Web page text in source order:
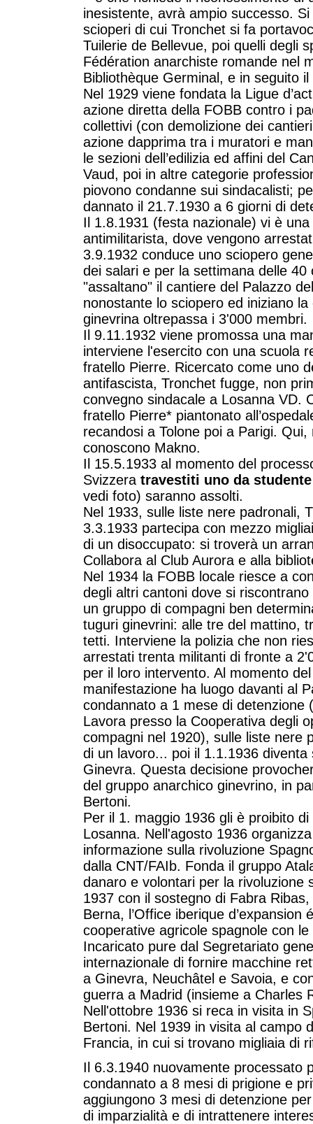
inesistente, avrà ampio successo.
scioperi di cui Tronchet si fa
Tuilerie de Bellevue, poi quelli degli
Fédération anarchiste romande nel
Bibliothèque Germinal, e in seguito
Nel 1929 viene fondata la Ligue
azione diretta della FOBB contro i
collettivi (con demolizione dei
azione dapprima tra i muratori e
le sezioni dell’edilizia ed affini del
Vaud, poi in altre categorie
piovono condanne sui sindacalisti;
dannato il 21.7.1930 a 6 giorni di
Il 1.8.1931 (festa nazionale) vi è
antimilitarista, dove vengono
3.9.1932 conduce uno sciopero
dei salari e per la settimana delle
"assaltano" il cantiere del Palazzo
nonostante lo sciopero ed iniziano
ginevrina oltrepassa i 3'000 membri.
Il 9.11.1932 viene promossa una
interviene l'esercito con una scuola
fratello Pierre. Ricercato come uno
antifascista, Tronchet fugge, non
convegno sindacale a Losanna VD.
fratello Pierre* piantonato
recandosi a Tolone poi a Parigi.
conoscono Makno.
Il 15.5.1933 al momento del
Svizzera travestiti uno da
vedi foto) saranno assolti.
Nel 1933, sulle liste nere padronali,
3.3.1933 partecipa con mezzo
di un disoccupato: si troverà un
Collabora al Club Aurora e alla
Nel 1934 la FOBB locale riesce a
degli altri cantoni dove si
un gruppo di compagni ben
tuguri ginevrini: alle tre del mattino,
tetti. Interviene la polizia che non
arrestati trenta militanti di fronte a
per il loro intervento. Al momento
manifestazione ha luogo davanti al
condannato a 1 mese di detenzione
Lavora presso la Cooperativa degli
compagni nel 1920), sulle liste nere
di un lavoro... poi il 1.1.1936
Ginevra. Questa decisione
del gruppo anarchico ginevrino, in
Bertoni.
Per il 1. maggio 1936 gli è proibito
Losanna. Nell'agosto 1936
informazione sulla rivoluzione
dalla CNT/FAIb. Fonda il gruppo
danaro e volontari per la rivoluzione
1937 con il sostegno di Fabra
Berna, l’Office iberique
cooperative agricole spagnole con
Incaricato pure dal Segretariato
internazionale di fornire macchine
a Ginevra, Neuchâtel e Savoia, e
guerra a Madrid (insieme a Charles
Nell'ottobre 1936 si reca in visita in
Bertoni. Nel 1939 in visita al campo
Francia, in cui si trovano migliaia di
Il 6.3.1940 nuovamente processato
condannato a 8 mesi di prigione e
aggiungono 3 mesi di detenzione
di imparzialità e di intrattenere